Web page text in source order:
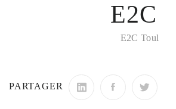
E2C
E2C Toul
PARTAGER